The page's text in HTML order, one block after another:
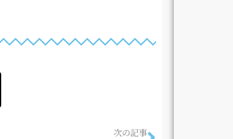
次の記事